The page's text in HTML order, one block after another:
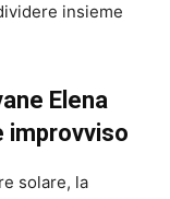
insieme
Elena
improvviso
solare, la